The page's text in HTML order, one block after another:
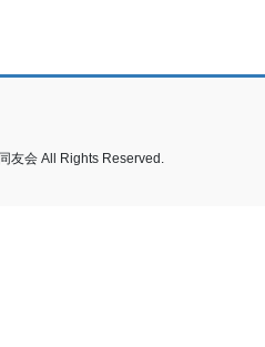
友会 All Rights Reserved.